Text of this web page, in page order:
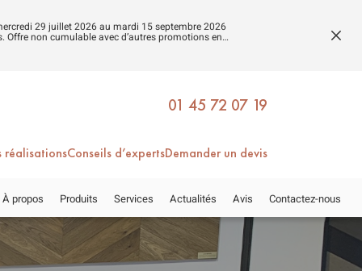
29 juillet 2026 au mardi 15 septembre 2026
non cumulable avec d’autres promotions en
01 45 72 07 19
réalisationsConseils d’expertsDemander un devis
À propos Produits Services Actualités Avis Contactez-nous